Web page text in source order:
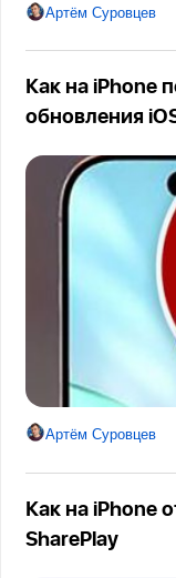
Артём Суровцев
Как на iPhone
обновления
Артём Суровцев
Как на iPhone
SharePlay